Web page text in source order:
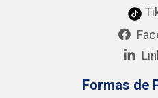
Formas de